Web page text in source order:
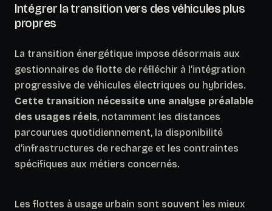
Intégrer la transition vers des véhicules plus
propres
La transition énergétique impose désormais aux
gestionnaires de flotte de réfléchir à l’intégration
progressive de véhicules électriques ou hybrides.
Cette transition nécessite une analyse préalable
des usages réels, notamment les distances
parcourues quotidiennement, la disponibilité
d’infrastructures de recharge et les contraintes
spécifiques aux métiers concernés.
Les flottes à usage urbain sont souvent les mieux